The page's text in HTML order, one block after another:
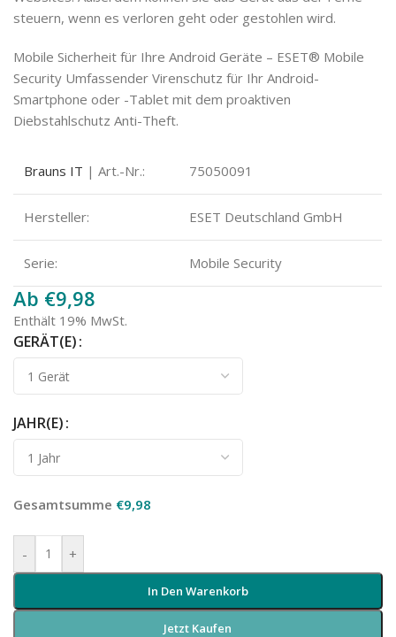
steuern, wenn es verloren geht oder gestohlen wird.
Mobile Sicherheit für Ihre Android Geräte – ESET® Mobile
Security Umfassender Virenschutz für Ihr Android-
Smartphone oder -Tablet mit dem proaktiven
Diebstahlschutz Anti-Theft.
Brauns IT | Art.-Nr.: 75050091
Hersteller: ESET Deutschland GmbH
Serie: Mobile Security
Ab €9,98
Enthält 19% MwSt.
GERÄT(E)
JAHR(E)
Gesamtsumme €9,98
- +
In Den Warenkorb
Jetzt Kaufen